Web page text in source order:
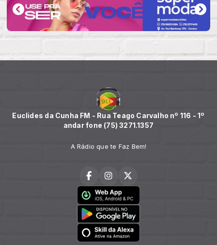
Euclides da Cunha FM - Rua Teago Carvalho nº 116 - 1º
andar fone (75) 3271.1357
A Rádio que te Faz Bem!